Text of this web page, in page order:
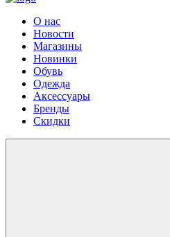
О нас
Новости
Магазины
Новинки
Обувь
Одежда
Аксессуары
Бренды
Скидки